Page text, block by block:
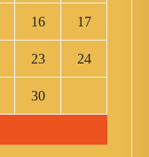
16 17
23 24
30